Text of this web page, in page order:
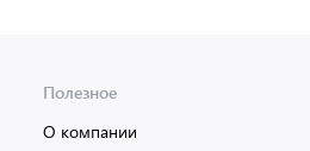
Полезное
О компании